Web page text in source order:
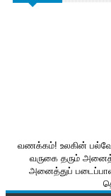
வணக்கம்! உலகின் பல்வேறு
வருகை தரும்
அனைத்துப்